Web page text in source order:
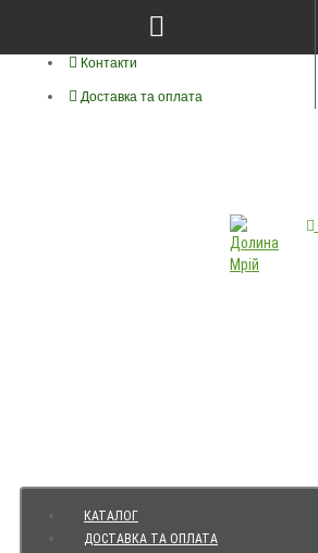
Контакти
Доставка та оплата
КАТАЛОГ
ДОСТАВКА ТА ОПЛАТА